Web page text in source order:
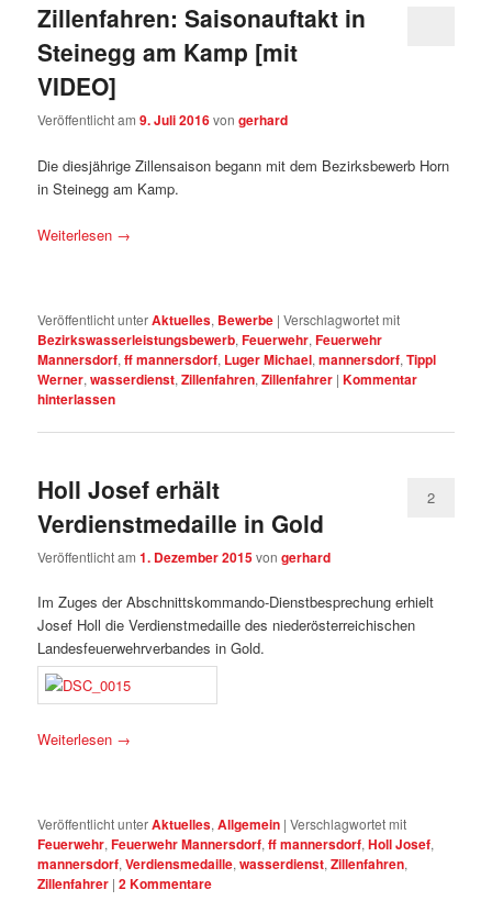
Zillenfahren: Saisonauftakt in
Steinegg am Kamp [mit
VIDEO]
Veröffentlicht am9. Juli 2016vongerhard
Die diesjährige Zillensaison begann mit dem Bezirksbewerb Horn
in Steinegg am Kamp.
Weiterlesen →
Veröffentlicht unterAktuelles, Bewerbe |Verschlagwortet mit
Bezirkswasserleistungsbewerb,Feuerwehr,Feuerwehr
Mannersdorf,ff mannersdorf, Luger Michael,mannersdorf,Tippl
Werner,wasserdienst,Zillenfahren,Zillenfahrer |Kommentar
hinterlassen
Holl Josef erhält
Verdienstmedaille in Gold
Veröffentlicht am1. Dezember 2015vongerhard
2
Im Zuges der Abschnittskommando-Dienstbesprechung erhielt
Josef Holl die Verdienstmedaille des niederösterreichischen
Landesfeuerwehrverbandes in Gold.
Weiterlesen →
Veröffentlicht unterAktuelles,Allgemein |Verschlagwortet mit
Feuerwehr,Feuerwehr Mannersdorf,ff mannersdorf,Holl Josef,
mannersdorf,Verdiensmedaille,wasserdienst,Zillenfahren,
Zillenfahrer |2Kommentare